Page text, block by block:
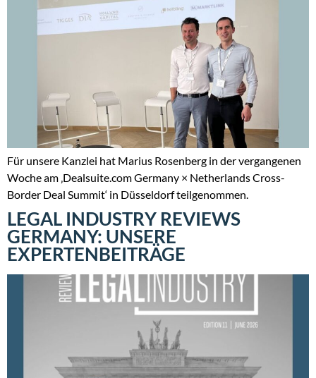
Für unsere Kanzlei hat Marius Rosenberg in der vergangenen
Woche am ‚Dealsuite.com Germany × Netherlands Cross-
Border Deal Summit‘ in Düsseldorf teilgenommen.
LEGAL INDUSTRY REVIEWS
GERMANY: UNSERE
EXPERTENBEITRÄGE